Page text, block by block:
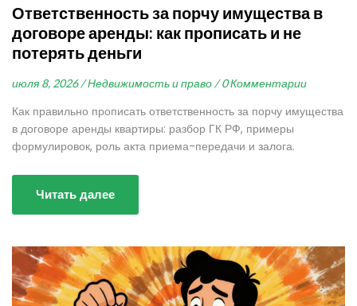
Ответственность за порчу имущества в
договоре аренды: как прописать и не
потерять деньги
июля 8, 2026 / Недвижимость и право / 0 Комментарии
Как правильно прописать ответственность за порчу имущества
в договоре аренды квартиры: разбор ГК РФ, примеры
формулировок, роль акта приема-передачи и залога.
Читать далее